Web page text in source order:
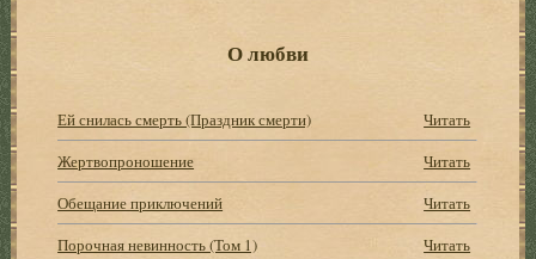
О любви
Ей снилась смерть (Праздник смерти)
Читать
Жертвопроношение
Читать
Обещание приключений
Читать
Порочная невинность (Том 1)
Читать